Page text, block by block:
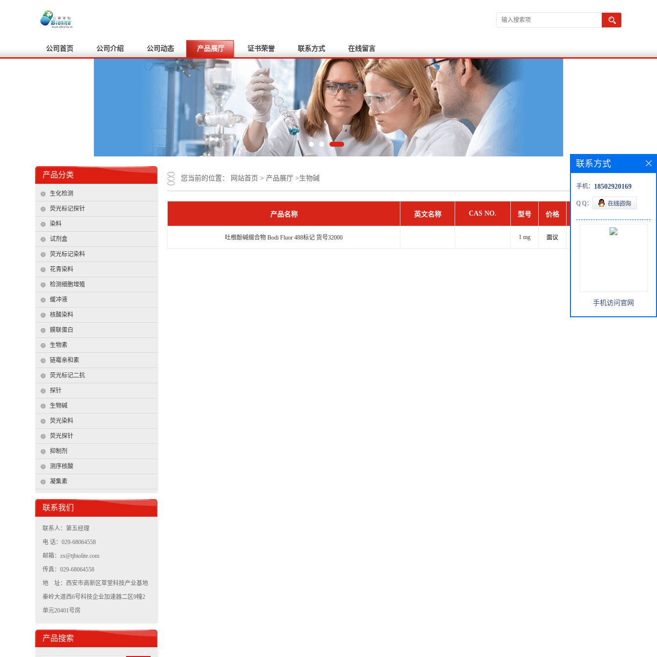
公司首页 公司介绍 公司动态 产品展厅 证书荣誉 联系方式 在线留言
产品分类
生化检测
荧光标记探针
染料
试剂盒
荧光标记染料
花青染料
检测细胞增殖
缓冲液
核酸染料
膜联蛋白
生物素
链霉亲和素
荧光标记二抗
探针
生物碱
荧光染料
荧光探针
抑制剂
测序核酸
凝集素
联系我们
联系人：第五经理
电 话：029-68064558
邮箱：zx@tjbiolite.com
传真：029-68064558
地 址：西安市高新区草堂科技产业基地
秦岭大道西6号科技企业加速器二区9幢2
单元20401号房
产品搜索
您当前的位置： 网站首页 > 产品展厅 >生物碱
产品名称 英文名称 CAS NO. 型号 价格
吐根酚碱缀合物 Bodi Fluor 488标记 货号32000 1 mg 面议
联系方式
手机： 18502920169
Q Q：
手机访问官网